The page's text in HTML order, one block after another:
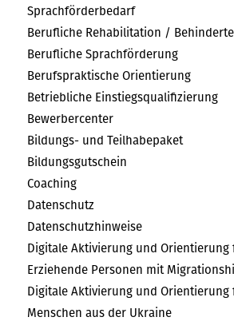
Sprachförderbedarf
Berufliche Rehabilitation /
Berufliche Sprachförderung
Berufspraktische Orientierung
Betriebliche Einstiegsqualifizierung
Bewerbercenter
Bildungs- und Teilhabepaket
Bildungsgutschein
Coaching
Datenschutz
Datenschutzhinweise
Digitale Aktivierung und
Erziehende Personen mit
Digitale Aktivierung und
Menschen aus der Ukraine